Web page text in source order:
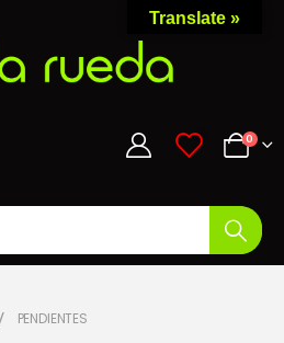
0 0
PENDIENTES
Translate »